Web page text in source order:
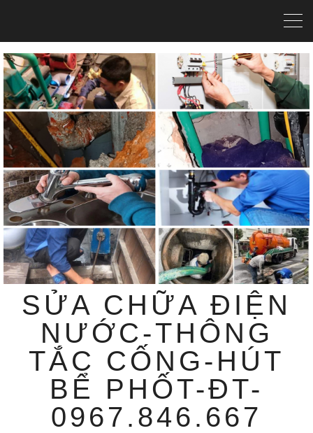
SỬA CHỮA ĐIỆN
NƯỚC-THÔNG
TẮC CỐNG-HÚT
BỂ PHỐT-ĐT-
0967.846.667